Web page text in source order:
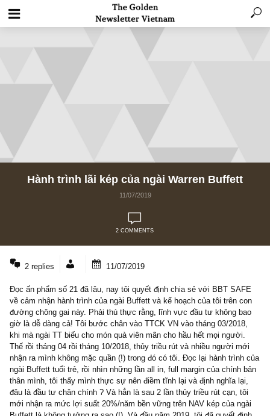
Hành trình lãi kép của ngài Warren Buffett
2 replies 11/07/2019
Đọc ấn phẩm số 21 đã lâu, nay tôi quyết định chia sẻ với BBT
về cảm nhận hành trình của ngài Buffett và kế hoạch của tôi trên
đường chông gai này. Phải thú thực rằng, lĩnh vực đầu tư không
giờ là dễ dàng cả! Tôi bước chân vào TTCK VN vào tháng 03/
khi mà ngài TT biếu cho món quà viên mãn cho hầu hết mọi
Thế rồi tháng 04 rồi tháng 10/2018, thủy triều rút và nhiều người
nhận ra mình không mặc quần (!) trong đó có tôi. Đọc lại hành
ngài Buffett tuổi trẻ, rồi nhìn những lần all in, full margin của chính